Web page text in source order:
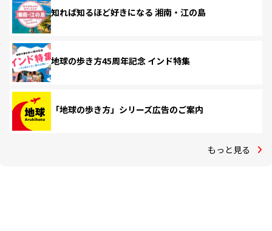
知れば知るほど好きになる 湘南・江の島
地球の歩き方45周年記念 インド特集
「地球の歩き方」シリーズ広告のご案内
もっと見る